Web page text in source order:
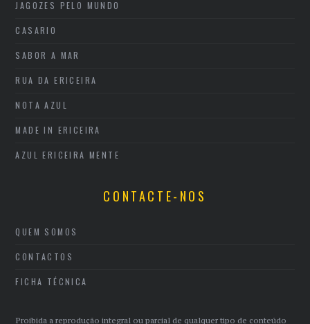
JAGOZES PELO MUNDO
CASARIO
SABOR A MAR
RUA DA ERICEIRA
NOTA AZUL
MADE IN ERICEIRA
AZUL ERICEIRA MENTE
CONTACTE-NOS
QUEM SOMOS
CONTACTOS
FICHA TÉCNICA
Proibida a reprodução integral ou parcial de qualquer tipo de conteúdo